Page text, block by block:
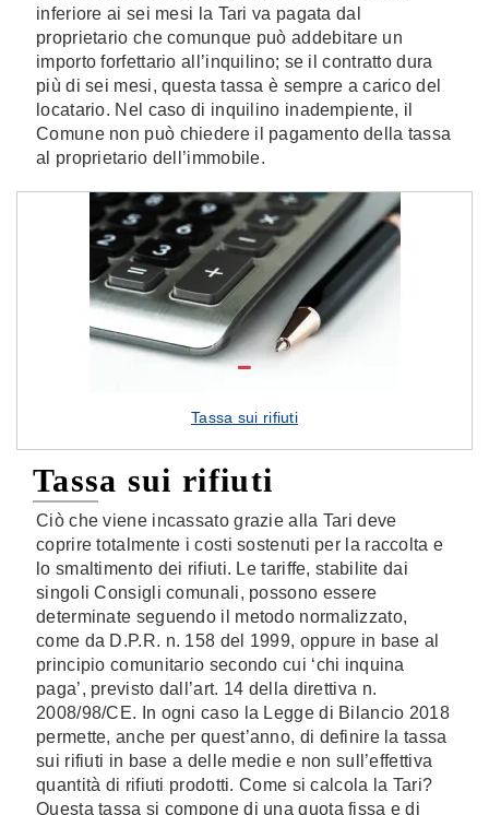
inferiore ai sei mesi la Tari va pagata dal
proprietario che comunque può addebitare un
importo forfettario all’inquilino; se il contratto dura
più di sei mesi, questa tassa è sempre a carico del
locatario. Nel caso di inquilino inadempiente, il
Comune non può chiedere il pagamento della tassa
al proprietario dell’immobile.
Tassa sui rifiuti
Tassa sui rifiuti
Ciò che viene incassato grazie alla Tari deve
coprire totalmente i costi sostenuti per la raccolta e
lo smaltimento dei rifiuti. Le tariffe, stabilite dai
singoli Consigli comunali, possono essere
determinate seguendo il metodo normalizzato,
come da D.P.R. n. 158 del 1999, oppure in base al
principio comunitario secondo cui ‘chi inquina
paga’, previsto dall’art. 14 della direttiva n.
2008/98/CE. In ogni caso la Legge di Bilancio 2018
permette, anche per quest’anno, di definire la tassa
sui rifiuti in base a delle medie e non sull’effettiva
quantità di rifiuti prodotti. Come si calcola la Tari?
Questa tassa si compone di una quota fissa e di